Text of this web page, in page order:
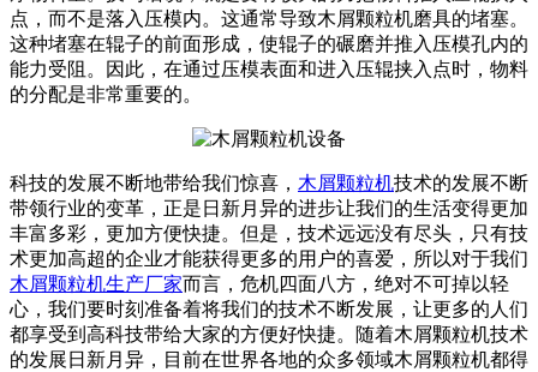
点，而不是落入压模内。这通常导致木屑颗粒机磨具的堵塞。
这种堵塞在辊子的前面形成，使辊子的碾磨并推入压模孔内的
能力受阻。因此，在通过压模表面和进入压辊挟入点时，物料
的分配是非常重要的。
科技的发展不断地带给我们惊喜， 木屑颗粒机技术的发展不断
带领行业的变革，正是日新月异的进步让我们的生活变得更加
丰富多彩，更加方便快捷。但是，技术远远没有尽头，只有技
术更加高超的企业才能获得更多的用户的喜爱，所以对于我们
木屑颗粒机生产厂家而言，危机四面八方，绝对不可掉以轻
心，我们要时刻准备着将我们的技术不断发展，让更多的人们
都享受到高科技带给大家的方便好快捷。随着木屑颗粒机技术
的发展日新月异，目前在世界各地的众多领域木屑颗粒机都得